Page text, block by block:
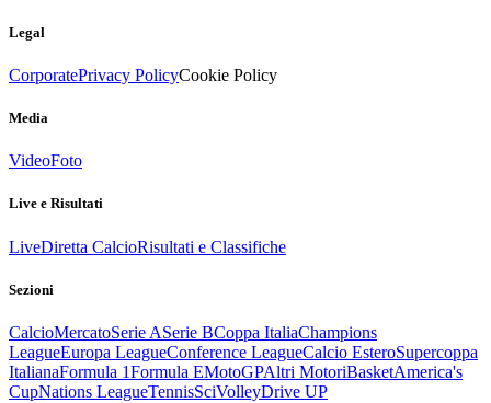
Legal
CorporatePrivacy PolicyCookie Policy
Media
VideoFoto
Live e Risultati
LiveDiretta CalcioRisultati e Classifiche
Sezioni
CalcioMercatoSerie ASerie BCoppa ItaliaChampions
LeagueEuropa LeagueConference LeagueCalcio EsteroSupercoppa
ItalianaFormula 1Formula EMotoGPAltri MotoriBasketAmerica's
CupNations LeagueTennisSciVolleyDrive UP